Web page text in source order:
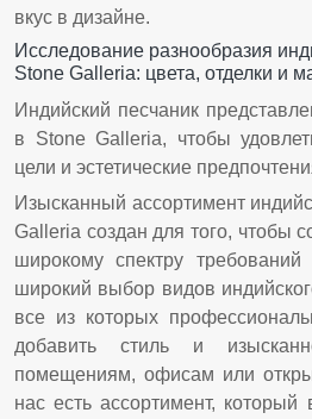
вкус в дизайне.
Исследование разнообразия
Stone Galleria: цвета, отделки и
Индийский песчаник
в Stone Galleria, чтобы
цели и эстетические
Изысканный ассортимент
Galleria создан для того, чтобы
широкому спектру
широкий выбор видов
все из которых
добавить стиль и
помещениям, офисам или
нас есть ассортимент, который